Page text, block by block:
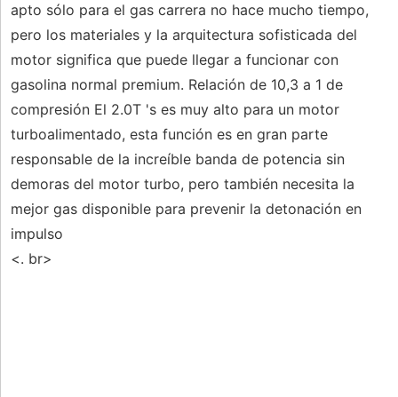
apto sólo para el gas carrera no hace mucho tiempo,
pero los materiales y la arquitectura sofisticada del
motor significa que puede llegar a funcionar con
gasolina normal premium. Relación de 10,3 a 1 de
compresión El 2.0T 's es muy alto para un motor
turboalimentado, esta función es en gran parte
responsable de la increíble banda de potencia sin
demoras del motor turbo, pero también necesita la
mejor gas disponible para prevenir la detonación en
impulso
<. br>